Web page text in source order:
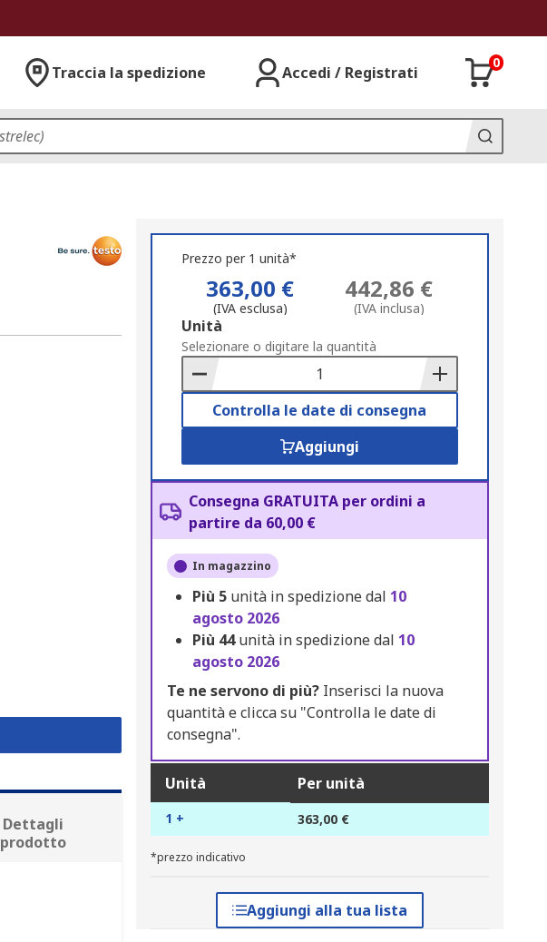
Traccia la spedizione Accedi / Registrati
0
Prezzo per 1 unità*
363,00 €
(IVA esclusa)
442,86 €
(IVA inclusa)
Add
to
Basket
Unità
Selezionare o digitare la quantità
Controlla le date di consegna
Aggiungi
Consegna GRATUITA per ordini a
partire da 60,00 €
In magazzino
Più 5 unità in spedizione dal 10
agosto 2026
Più 44unità in spedizione dal 10
agosto 2026
Te ne servono di più?Inserisci la nuova
quantità e clicca su "Controlla le date di
consegna".
Unità Per unità
1 + 363,00 €
*prezzo indicativo
Aggiungi alla tua lista
Dettagli
prodotto